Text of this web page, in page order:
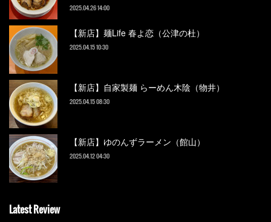
2025.04.26 14:00
【新店】麺Life 春よ恋（公津の杜）
2025.04.15 10:30
【新店】自家製麺 らーめん木陰（物井）
2025.04.15 08:30
【新店】ゆのんずラーメン（館山）
2025.04.12 04:30
Latest Review